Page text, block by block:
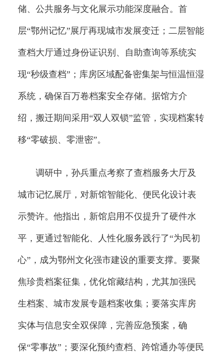
储、公共服务与文化展示功能深度融合。首
层“鄂州记忆”展厅再现城市发展变迁；二层智能
查档大厅通过身份证识别、自助查询等系统实
现“秒级查档”；库房区域配备密集架与恒温恒湿
系统，确保百万卷档案安全存储。据馆方介
绍，搬迁期间采用“双人双锁”监管，实现档案转
移“零破损、零泄密”。
调研中，孙兵重点考察了查档服务大厅及
城市记忆展厅，对新馆智能化、便民化设计表
示赞许。他指出，新馆启用不仅提升了硬件水
平，更通过智能化、人性化服务践行了“为民初
心”，成为鄂州文化强市建设的重要支撑。要聚
焦珍贵档案征集，优化馆藏结构，尤其加强民
生档案、城市发展专题档案收集；要落实库房
实体与信息安全双保障，完善应急预案，确
保“零事故”；要深化预约查档、跨馆通办等便民